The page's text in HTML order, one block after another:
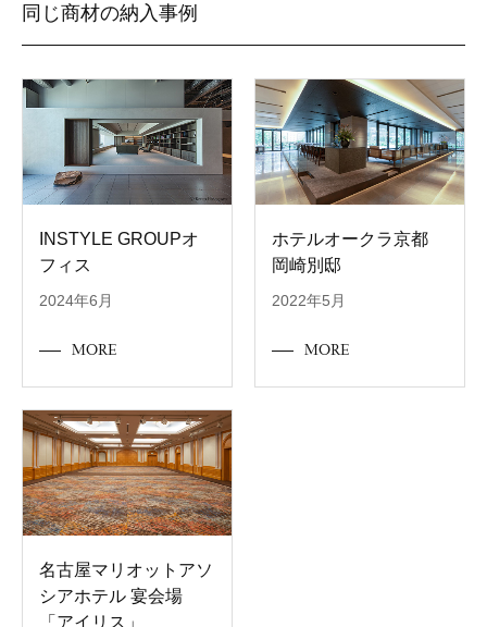
同じ商材の納入事例
INSTYLE GROUPオ
フィス
2024年6月
MORE
ホテルオークラ京都
岡崎別邸
2022年5月
MORE
名古屋マリオットアソ
シアホテル 宴会場
「アイリス」